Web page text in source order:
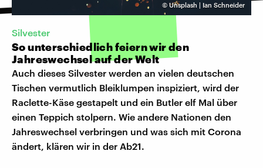
© Unsplash | Ian Schneider
Silvester
So unterschiedlich feiern wir den
Jahreswechsel auf der Welt
Auch dieses Silvester werden an vielen deutschen
Tischen vermutlich Bleiklumpen inspiziert, wird der
Raclette-Käse gestapelt und ein Butler elf Mal über
einen Teppich stolpern. Wie andere Nationen den
Jahreswechsel verbringen und was sich mit Corona
ändert, klären wir in der Ab21.